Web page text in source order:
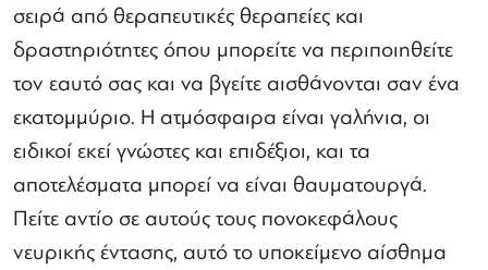
σειρά από θεραπευτικές θεραπείες και
δραστηριότητες όπου μπορείτε να περιποιηθείτε
τον εαυτό σας και να βγείτε αισθάνονται σαν ένα
εκατομμύριο. Η ατμόσφαιρα είναι γαλήνια, οι
ειδικοί εκεί γνώστες και επιδέξιοι, και τα
αποτελέσματα μπορεί να είναι θαυματουργά.
Πείτε αντίο σε αυτούς τους πονοκεφάλους
νευρικής έντασης, αυτό το υποκείμενο αίσθημα